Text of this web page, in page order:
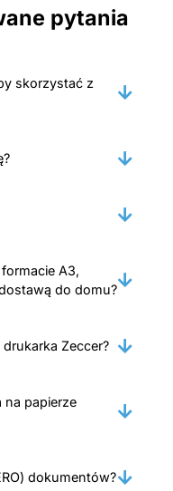
pytania
skorzystać z
A3,
do domu?
Zeccer?
papierze
dokumentów?